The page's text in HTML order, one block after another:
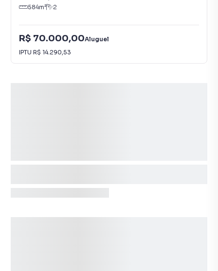
584m² 2
R$ 70.000,00Aluguel
IPTU R$ 14.290,53